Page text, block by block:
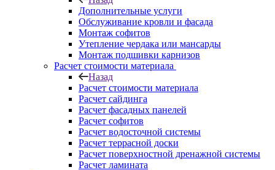
Дополнительные услуги
Обслуживание кровли и фасада
Монтаж софитов
Утепление чердака или мансарды
Монтаж подшивки карнизов
Расчет стоимости материала
Назад
Расчет стоимости материала
Расчет сайдинга
Расчет фасадных панелей
Расчет софитов
Расчет водосточной системы
Расчет террасной доски
Расчет поверхностной дренажной системы
Расчет ламината